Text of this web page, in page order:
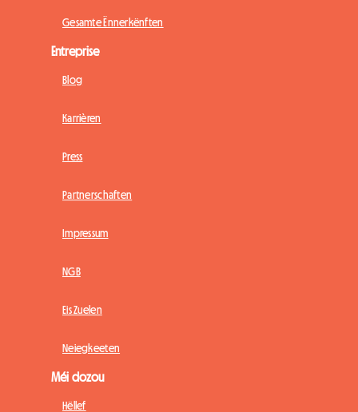
Gesamte Ënnerkënften
Entreprise
Blog
Karrièren
Press
Partnerschaften
Impressum
NGB
Eis Zuelen
Neiegkeeten
Méi dozou
Hëllef